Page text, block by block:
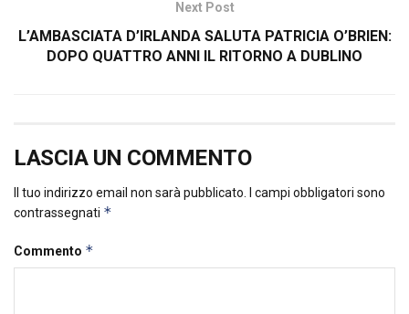
Next Post
L’AMBASCIATA D’IRLANDA SALUTA PATRICIA O’BRIEN:
DOPO QUATTRO ANNI IL RITORNO A DUBLINO
LASCIA UN COMMENTO
Il tuo indirizzo email non sarà pubblicato.
I campi obbligatori sono
contrassegnati *
Commento *